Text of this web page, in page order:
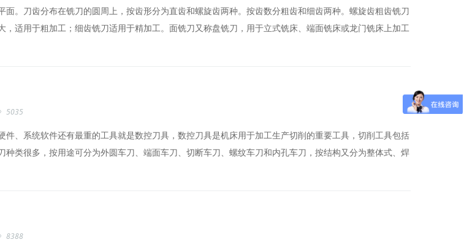
面。刀齿分布在铣刀的圆周上，按齿形分为直齿和螺旋齿两种。按齿数分粗齿和细齿两种。螺旋齿粗齿铣刀
，适用于粗加工；细齿铣刀适用于精加工。面铣刀又称盘铣刀，用于立式铣床、端面铣床或龙门铣床上加工
5035
件、系统软件还有最重的工具就是数控刀具，数控刀具是机床用于加工生产切削的重要工具，切削工具包括
种类很多，按用途可分为外圆车刀、端面车刀、切断车刀、螺纹车刀和内孔车刀，按结构又分为整体式、焊
8388